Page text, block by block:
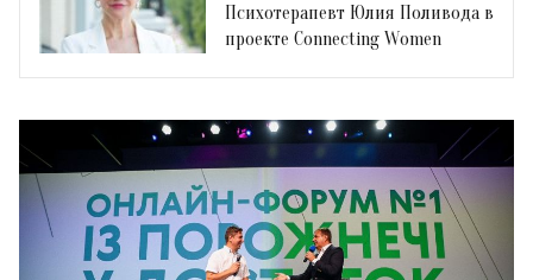
Психотерапевт Юлия Поливода в
проекте Connecting Women